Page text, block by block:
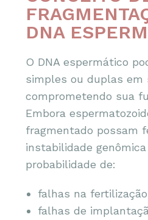
DNA
O DNA espermático
simples ou duplas em
comprometendo sua
Embora
fragmentado possam
instabilidade
probabilidade de:
falhas na
falhas de